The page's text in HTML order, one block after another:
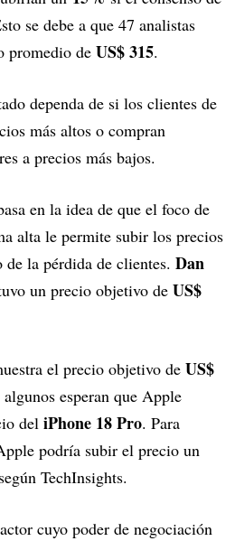
se debe a que 47 analistas
promedio de US$ 315.
dependa de si los clientes de
más altos o compran
a precios más bajos.
en la idea de que el foco de
alta le permite subir los precios
la pérdida de clientes. Dan
un precio objetivo de US$
el precio objetivo de US$
algunos esperan que Apple
del iPhone 18 Pro. Para
podría subir el precio un
TechInsights.
cuyo poder de negociación